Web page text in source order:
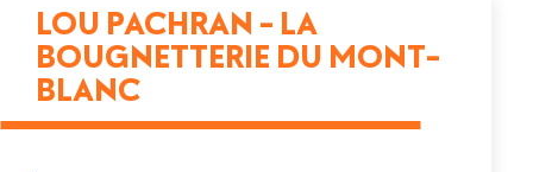
LOU PACHRAN - LA
BOUGNETTERIE DU MONT-
BLANC